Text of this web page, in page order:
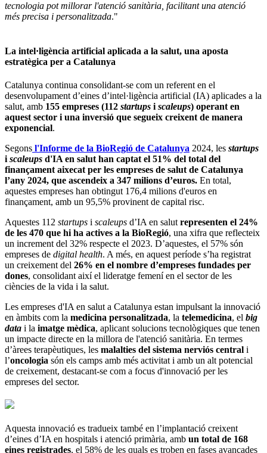
tecnologia pot millorar l'atenció sanitària, facilitant una atenció
més precisa i personalitzada."
La intel·ligència artificial aplicada a la salut, una aposta
estratègica per a Catalunya
Catalunya continua consolidant-se com un referent en el
desenvolupament d’eines d’intel·ligència artificial (IA) aplicades a la
salut, amb 155 empreses (112 startups i scaleups) operant en
aquest sector i una inversió que segueix creixent de manera
exponencial.
Segons l'Informe de la BioRegió de Catalunya 2024, les startups
i scaleups d'IA en salut han captat el 51% del total del
finançament aixecat per les empreses de salut de Catalunya
l’any 2024, que ascendeix a 347 milions d’euros. En total,
aquestes empreses han obtingut 176,4 milions d'euros en
finançament, amb un 95,5% provinent de capital risc.
Aquestes 112 startups i scaleups d’IA en salut representen el 24%
de les 470 que hi ha actives a la BioRegió, una xifra que reflecteix
un increment del 32% respecte el 2023. D’aquestes, el 57% són
empreses de digital health. A més, en aquest període s’ha registrat
un creixement del 26% en el nombre d’empreses fundades per
dones, consolidant així el lideratge femení en el sector de les
ciències de la vida i la salut.
Les empreses d'IA en salut a Catalunya estan impulsant la innovació
en àmbits com la medicina personalitzada, la telemedicina, el big
data i la imatge mèdica, aplicant solucions tecnològiques que tenen
un impacte directe en la millora de l'atenció sanitària. En termes
d’àrees terapèutiques, les malalties del sistema nerviós central i
l’oncologia són els camps amb més activitat i amb un alt potencial
de creixement, destacant-se com a focus d'innovació per les
empreses del sector.
Aquesta innovació es tradueix també en l’implantació creixent
d’eines d’IA en hospitals i atenció primària, amb un total de 168
eines registrades, el 58% de les quals es troben en fases avançades